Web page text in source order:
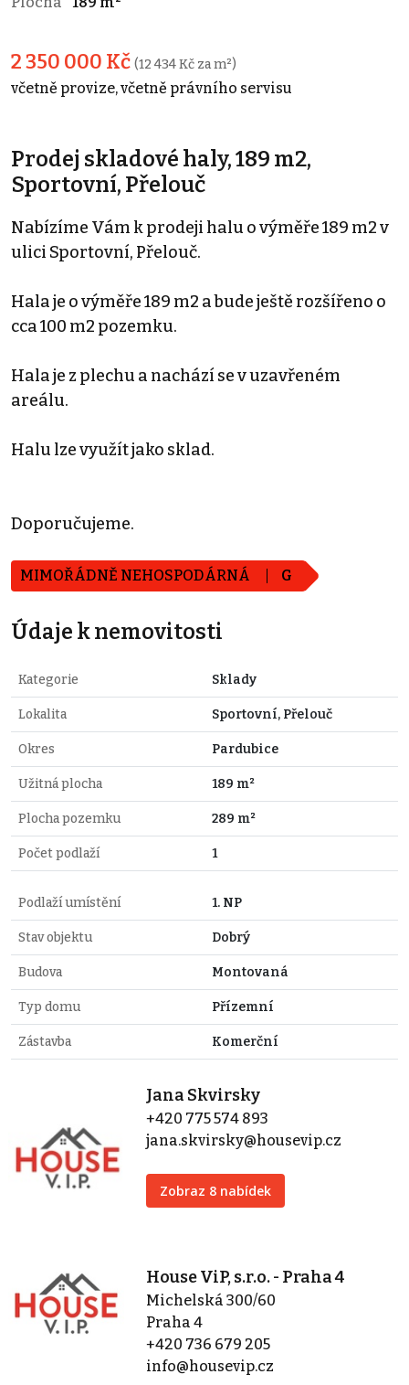
2 350 000 Kč (12 434 Kč za m²)
včetně provize, včetně právního servisu
Prodej skladové haly, 189 m2,
Sportovní, Přelouč
Nabízíme Vám k prodeji halu o výměře 189 m2 v
ulici Sportovní, Přelouč.
Hala je o výměře 189 m2 a bude ještě rozšířeno o
cca 100 m2 pozemku.
Hala je z plechu a nachází se v uzavřeném
areálu.
Halu lze využít jako sklad.
Doporučujeme.
MIMOŘÁDNĚ NEHOSPODÁRNÁ G
Údaje k nemovitosti
Kategorie Sklady
Lokalita Sportovní, Přelouč
Okres Pardubice
Užitná plocha 189 m²
Plocha pozemku 289 m²
Počet podlaží 1
Podlaží umístění 1. NP
Stav objektu Dobrý
Budova Montovaná
Typ domu Přízemní
Zástavba Komerční
Jana Skvirsky
+420 775 574 893
jana.skvirsky@housevip.cz
Zobraz 8 nabídek
House ViP, s.r.o. - Praha 4
Michelská 300/60
Praha 4
+420 736 679 205
info@housevip.cz